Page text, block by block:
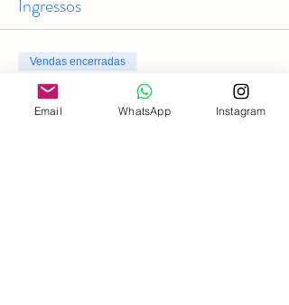
Ingressos
Vendas encerradas
Tipo de ingresso
Acesso geral
Email WhatsApp Instagram